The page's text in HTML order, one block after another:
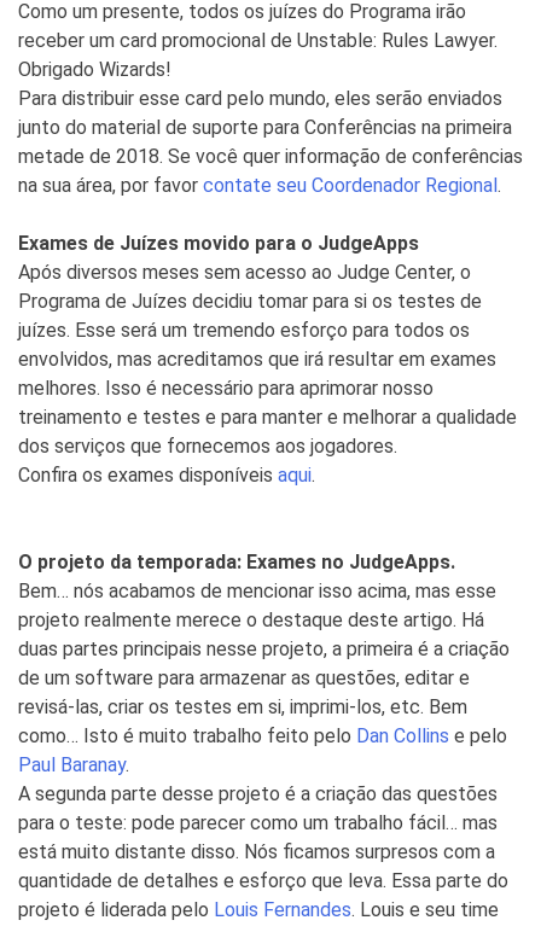
Como um presente, todos os juízes do Programa irão
receber um card promocional de Unstable: Rules Lawyer.
Obrigado Wizards!
Para distribuir esse card pelo mundo, eles serão enviados
junto do material de suporte para Conferências na primeira
metade de 2018. Se você quer informação de conferências
na sua área, por favor contate seu Coordenador Regional .
Exames de Juízes movido para o JudgeApps
Após diversos meses sem acesso ao Judge Center, o
Programa de Juízes decidiu tomar para si os testes de
juízes. Esse será um tremendo esforço para todos os
envolvidos, mas acreditamos que irá resultar em exames
melhores. Isso é necessário para aprimorar nosso
treinamento e testes e para manter e melhorar a qualidade
dos serviços que fornecemos aos jogadores.
Confira os exames disponíveis aqui.
O projeto da temporada: Exames no JudgeApps.
Bem… nós acabamos de mencionar isso acima, mas esse
projeto realmente merece o destaque deste artigo. Há
duas partes principais nesse projeto, a primeira é a criação
de um software para armazenar as questões, editar e
revisá-las, criar os testes em si, imprimi-los, etc. Bem
como… Isto é muito trabalho feito pelo Dan Collins e pelo
Paul Baranay.
A segunda parte desse projeto é a criação das questões
para o teste: pode parecer como um trabalho fácil… mas
está muito distante disso. Nós ficamos surpresos com a
quantidade de detalhes e esforço que leva. Essa parte do
projeto é liderada pelo Louis Fernandes. Louis e seu time